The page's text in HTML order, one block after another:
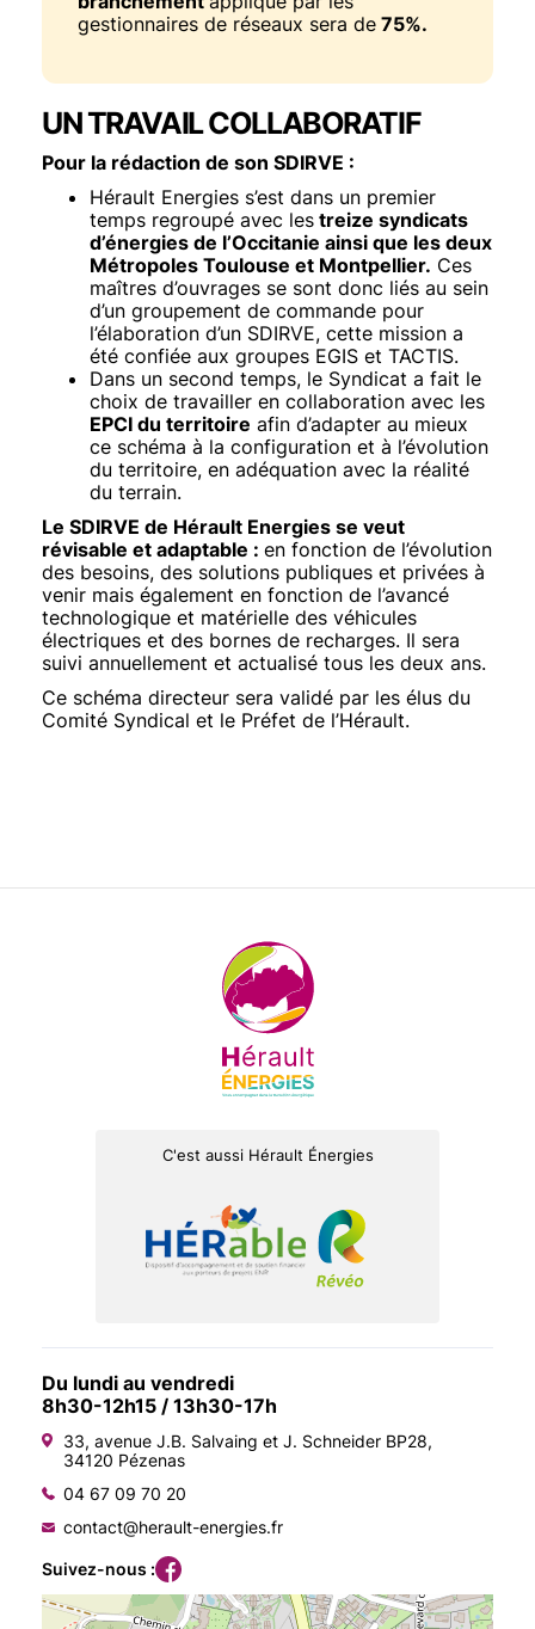
gestionnaires de réseaux sera de 75%.
Texte
UN TRAVAIL COLLABORATIF
Pour la rédaction de son SDIRVE :
Hérault Energies s’est dans un premier
temps regroupé avec les treize syndicats
d’énergies de l’Occitanie ainsi que les deux
Métropoles Toulouse et Montpellier. Ces
maîtres d’ouvrages se sont donc liés au sein
d’un groupement de commande pour
l’élaboration d’un SDIRVE, cette mission a
été confiée aux groupes EGIS et TACTIS.
Dans un second temps, le Syndicat a fait le
choix de travailler en collaboration avec les
EPCI du territoire afin d’adapter au mieux
ce schéma à la configuration et à l’évolution
du territoire, en adéquation avec la réalité
du terrain.
Le SDIRVE de Hérault Energies se veut
révisable et adaptable : en fonction de l’évolution
des besoins, des solutions publiques et privées à
venir mais également en fonction de l’avancé
technologique et matérielle des véhicules
électriques et des bornes de recharges. Il sera
suivi annuellement et actualisé tous les deux ans.
Ce schéma directeur sera validé par les élus du
Comité Syndical et le Préfet de l’Hérault.
C'est aussi Hérault Énergies
Du lundi au vendredi
8h30-12h15 / 13h30-17h
33, avenue J.B. Salvaing et J. Schneider BP28,
34120 Pézenas
04 67 09 70 20
contact@herault-energies.fr
Suivez-nous :